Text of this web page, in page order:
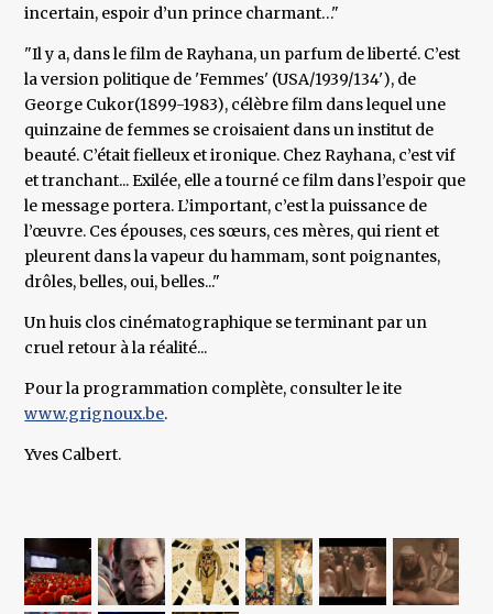
incertain, espoir d’un prince charmant…"
"Il y a, dans le film de Rayhana, un parfum de liberté. C’est
la version politique de 'Femmes' (USA/1939/134'), de
George Cukor(1899-1983), célèbre film dans lequel une
quinzaine de femmes se croisaient dans un institut de
beauté. C’était fielleux et ironique. Chez Rayhana, c’est vif
et tranchant... Exilée, elle a tourné ce film dans l’espoir que
le message portera. L’important, c’est la puissance de
l’œuvre. Ces épouses, ces sœurs, ces mères, qui rient et
pleurent dans la vapeur du hammam, sont poignantes,
drôles, belles, oui, belles..."
Un huis clos cinématographique se terminant par un
cruel retour à la réalité...
Pour la programmation complète, consulter le ite
www.grignoux.be.
Yves Calbert.